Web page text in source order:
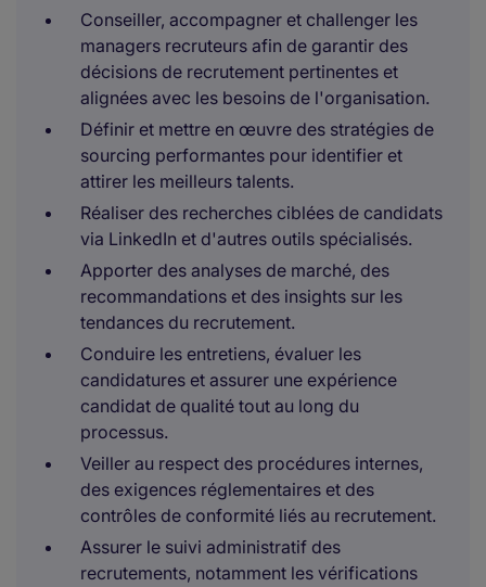
Conseiller, accompagner et challenger les
managers recruteurs afin de garantir des
décisions de recrutement pertinentes et
alignées avec les besoins de l'organisation.
Définir et mettre en œuvre des stratégies de
sourcing performantes pour identifier et
attirer les meilleurs talents.
Réaliser des recherches ciblées de candidats
via LinkedIn et d'autres outils spécialisés.
Apporter des analyses de marché, des
recommandations et des insights sur les
tendances du recrutement.
Conduire les entretiens, évaluer les
candidatures et assurer une expérience
candidat de qualité tout au long du
processus.
Veiller au respect des procédures internes,
des exigences réglementaires et des
contrôles de conformité liés au recrutement.
Assurer le suivi administratif des
recrutements, notamment les vérifications